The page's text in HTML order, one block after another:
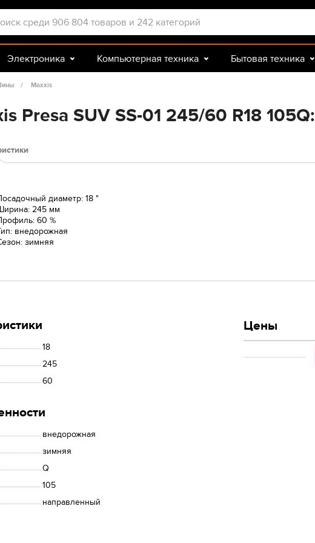
Электроника Компьютерная техника Бытовая техника
и туризм
Maxxis
Presa SUV SS-01 245/60 R18 105Q:
диаметр: 18 "
245 мм
60 %
внедорожная
зимняя
18
245
60
внедорожная
зимняя
Q
105
направленный
Цены